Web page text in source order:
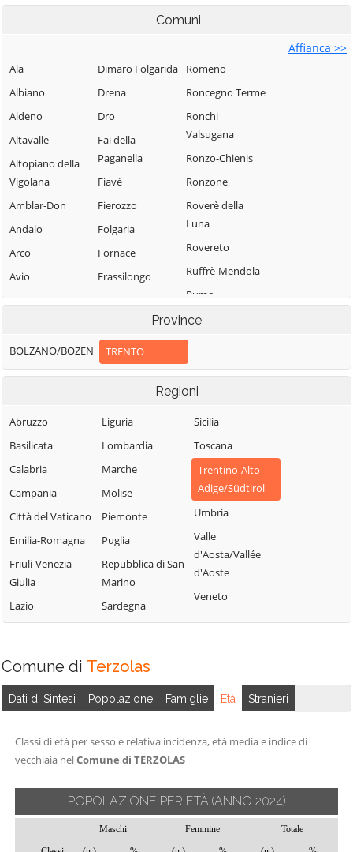
Comuni
Affianca >>
Ala
Albiano
Aldeno
Altavalle
Altopiano della
Vigolana
Amblar-Don
Andalo
Arco
Avio
Baselga di Pinè
Besenello
Bieno
Bocenago
Bondone
Borgo Chiese
Borgo d'Anaunia
Borgo Lares
Borgo Valsugana
Brentonico
Bresimo
Caderzone
Terme
Lago
Caldes
Caldonazzo
Calliano
Campitello di
Campodenno
Dimaro Folgarida
Drena
Dro
Fai della
Paganella
Fiavè
Fierozzo
Folgaria
Fornace
Frassilongo
Garniga Terme
Giustino
Grigno
Isera
Lavarone
Lavis
Ledro
Levico Terme
Livo
Lona-Lases
Luserna
Madruzzo
Mezzana
Mezzocorona
Moena
Molveno
Romeno
Roncegno Terme
Ronchi
Valsugana
Ronzo-Chienis
Ronzone
Roverè della
Luna
Rovereto
Ruffrè-Mendola
Rumo
Sagron Mis
Samone
San Giovanni di
Fassa-Sèn Jan
Dorsino
San Michele
all'Adige
Sant'Orsola
Terme
Sanzeno
Sarnonico
Scurelle
Segonzano
Sella Giudicarie
Sover
Spormaggiore
Stenico
Storo
Province
BOLZANO/BOZEN TRENTO
Regioni
Abruzzo
Basilicata
Calabria
Campania
Città del Vaticano
Emilia-Romagna
Friuli-Venezia
Giulia
Lazio
Liguria
Lombardia
Marche
Molise
Piemonte
Puglia
Repubblica di San
Marino
Sardegna
Sicilia
Toscana
Trentino-Alto
Adige/Südtirol
Umbria
Valle
d'Aosta/Vallée
d'Aoste
Veneto
Comune di Terzolas
Dati di Sintesi Popolazione Famiglie Età Stranieri
Classi di età per sesso e relativa incidenza, età media e indice di
vecchiaia nelComune di TERZOLAS
POPOLAZIONE PER ETÀ (ANNO 2024)
Maschi Femmine
Totale